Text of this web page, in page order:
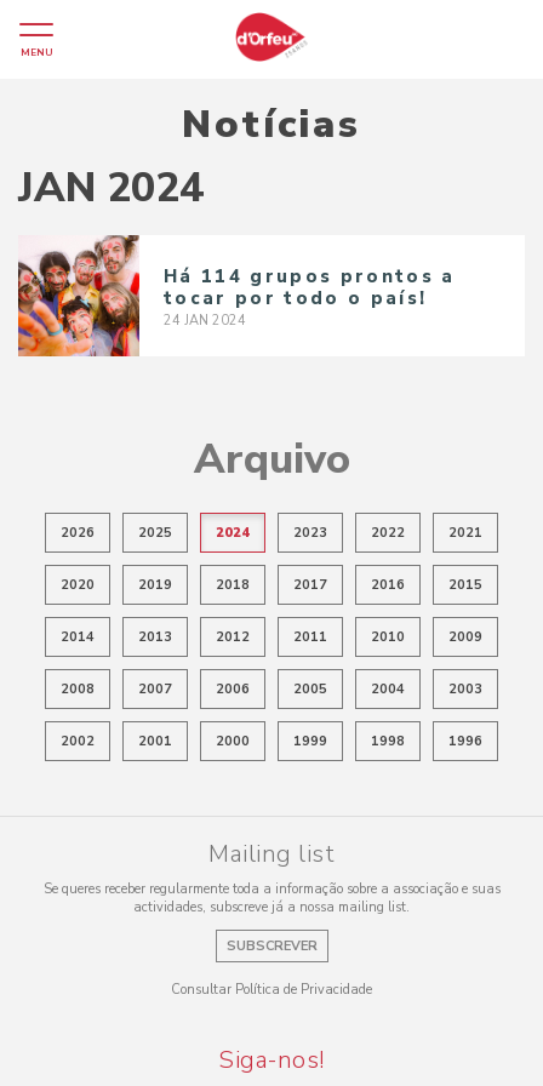
MENU
Notícias
JAN 2024
Há 114 grupos prontos a
tocar por todo o país!
24 JAN 2024
Arquivo
2026 2025 2024 2023 2022 2021
2020 2019 2018 2017 2016 2015
2014 2013 2012 2011 2010 2009
2008 2007 2006 2005 2004 2003
2002 2001 2000 1999 1998 1996
Mailing list
Se queres receber regularmente toda a informação sobre a associação e suas
actividades, subscreve já a nossa mailing list.
SUBSCREVER
Consultar Política de Privacidade
Siga-nos!